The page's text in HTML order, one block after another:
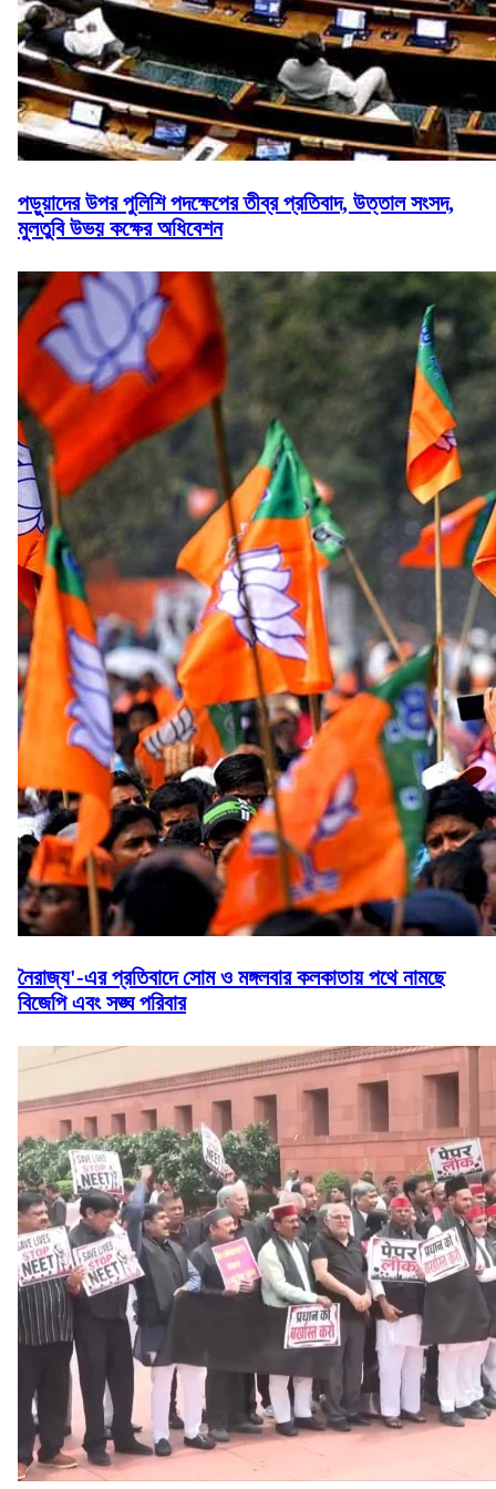
পড়ুয়াদের উপর পুলিশি পদক্ষেপের তীব্র প্রতিবাদ, উত্তাল সংসদ,
মুলতুবি উভয় কক্ষের অধিবেশন
নৈরাজ্য'-এর প্রতিবাদে সোম ও মঙ্গলবার কলকাতায় পথে নামছে
বিজেপি এবং সঙ্ঘ পরিবার